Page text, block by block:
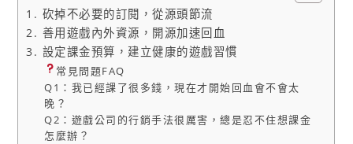
1. 砍掉不必要的訂閱，從源頭節流
2. 善用遊戲內外資源，開源加速回血
3. 設定課金預算，建立健康的遊戲習慣
常見問題FAQ
Q1：我已經課了很多錢，現在才開始回血會不會太
晚？
Q2：遊戲公司的行銷手法很厲害，總是忍不住想課金
怎麼辦？